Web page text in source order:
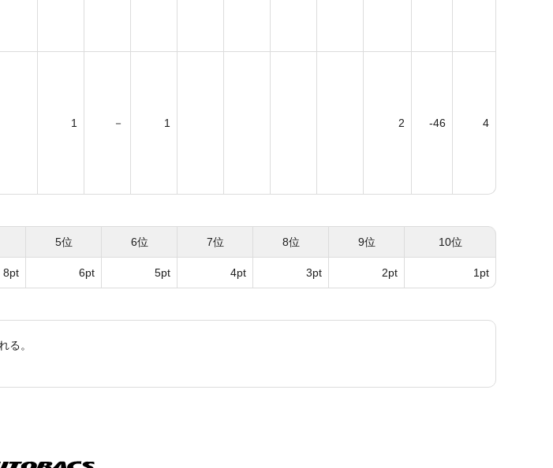
1 － 1 2 -46 4
5位 6位 7位 8位 9位 10位
8pt 6pt 5pt 4pt 3pt 2pt 1pt
る。